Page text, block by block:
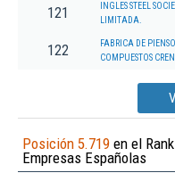
121
INGLES STEEL
LIMITADA.
122
FABRICA DE
COMPUESTOS
Posición 5.719 en el
Empresas Españolas